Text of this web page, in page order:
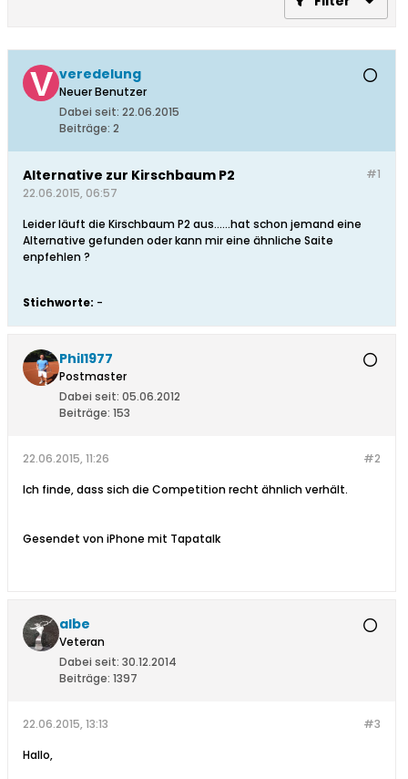
veredelung
Neuer Benutzer
Dabei seit: 22.06.2015
Beiträge: 2
#1
Alternative zur Kirschbaum P2
22.06.2015, 06:57
Leider läuft die Kirschbaum P2 aus......hat schon jemand eine
Alternative gefunden oder kann mir eine ähnliche Saite
enpfehlen ?
Stichworte: -
Phil1977
Postmaster
Dabei seit: 05.06.2012
Beiträge: 153
#2
22.06.2015, 11:26
Ich finde, dass sich die Competition recht ähnlich verhält.
Gesendet von iPhone mit Tapatalk
albe
Veteran
Dabei seit: 30.12.2014
Beiträge: 1397
#3
22.06.2015, 13:13
Hallo,